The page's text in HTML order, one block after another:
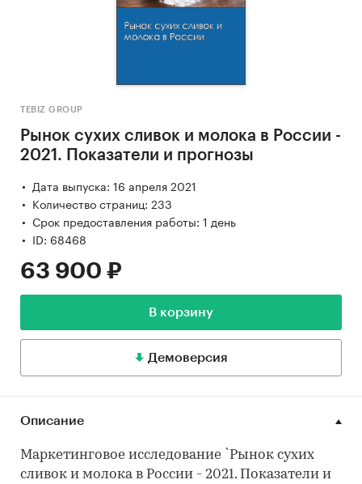
TEBIZ GROUP
Рынок сухих сливок и молока в России -
2021. Показатели и прогнозы
Дата выпуска: 16 апреля 2021
Количество страниц: 233
Срок предоставления работы: 1 день
ID: 68468
63 900 ₽
В корзину
Демоверсия
Описание
Маркетинговое исследование `Рынок сухих
сливок и молока в России - 2021. Показатели и